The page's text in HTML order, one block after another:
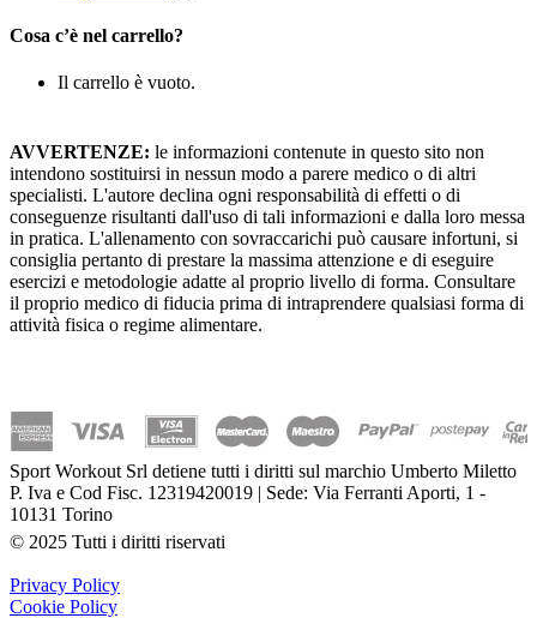
Cosa c’è nel carrello?
Il carrello è vuoto.
AVVERTENZE: le informazioni contenute in questo sito non
intendono sostituirsi in nessun modo a parere medico o di altri
specialisti. L'autore declina ogni responsabilità di effetti o di
conseguenze risultanti dall'uso di tali informazioni e dalla loro messa
in pratica. L'allenamento con sovraccarichi può causare infortuni, si
consiglia pertanto di prestare la massima attenzione e di eseguire
esercizi e metodologie adatte al proprio livello di forma. Consultare
il proprio medico di fiducia prima di intraprendere qualsiasi forma di
attività fisica o regime alimentare.
Sport Workout Srl detiene tutti i diritti sul marchio Umberto Miletto
P. Iva e Cod Fisc. 12319420019 | Sede: Via Ferranti Aporti, 1 -
10131 Torino
© 2025 Tutti i diritti riservati
Privacy Policy
Cookie Policy